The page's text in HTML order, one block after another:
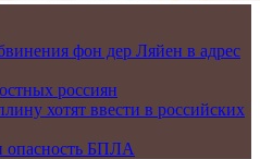
фон дер Ляйен в адрес
россиян
хотят ввести в российских
опасность БПЛА